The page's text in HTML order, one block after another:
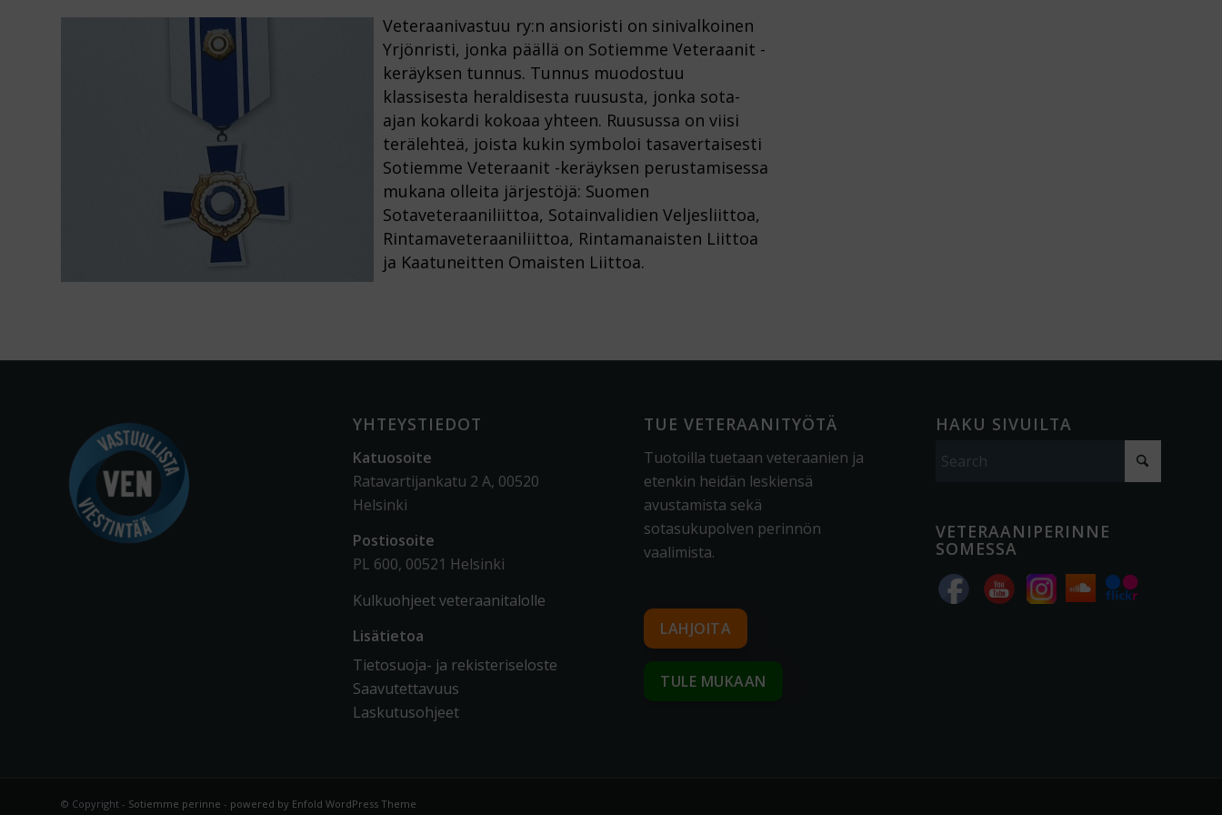
Veteraanivastuu ry:n ansioristi on sinivalkoinen
Yrjönristi, jonka päällä on Sotiemme Veteraanit -
keräyksen tunnus. Tunnus muodostuu
klassisesta heraldisesta ruususta, jonka sota-
ajan kokardi kokoaa yhteen. Ruusussa on viisi
terälehteä, joista kukin symboloi tasavertaisesti
Sotiemme Veteraanit -keräyksen perustamisessa
mukana olleita järjestöjä: Suomen
Sotaveteraaniliittoa, Sotainvalidien Veljesliittoa,
Rintamaveteraaniliittoa, Rintamanaisten Liittoa
ja Kaatuneitten Omaisten Liittoa.
YHTEYSTIEDOT
Katuosoite
Ratavartijankatu 2 A, 00520
Helsinki
Postiosoite
PL 600, 00521 Helsinki
Kulkuohjeet veteraanitalolle
Lisätietoa
Tietosuoja- ja rekisteriseloste
Saavutettavuus
Laskutusohjeet
TUE VETERAANITYÖTÄ
Tuotoilla tuetaan veteraanien ja
etenkin heidän leskiensä
avustamista sekä
sotasukupolven perinnön
vaalimista.
LAHJOITA
TULE MUKAAN
HAKU SIVUILTA
VETERAANIPERINNE
SOMESSA
© Copyright - Sotiemme perinne - powered by Enfold WordPress Theme